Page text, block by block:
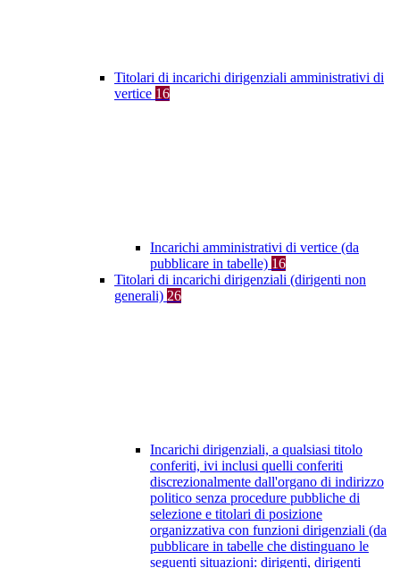
Titolari di incarichi dirigenziali amministrativi di
vertice 16
Incarichi amministrativi di vertice (da
pubblicare in tabelle) 16
Titolari di incarichi dirigenziali (dirigenti non
generali) 26
Incarichi dirigenziali, a qualsiasi titolo
conferiti, ivi inclusi quelli conferiti
discrezionalmente dall'organo di indirizzo
politico senza procedure pubbliche di
selezione e titolari di posizione
organizzativa con funzioni dirigenziali (da
pubblicare in tabelle che distinguano le
seguenti situazioni: dirigenti, dirigenti